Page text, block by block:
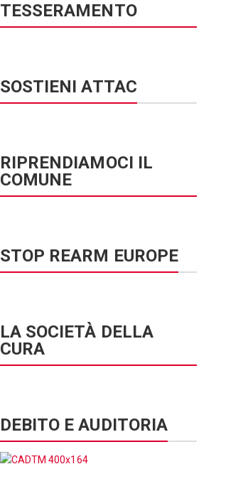
TESSERAMENTO
SOSTIENI ATTAC
RIPRENDIAMOCI IL
COMUNE
STOP REARM EUROPE
LA SOCIETÀ DELLA
CURA
DEBITO E AUDITORIA